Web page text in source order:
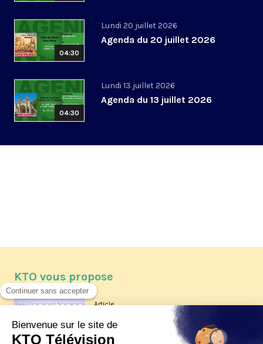
04:30
Lundi 20 juillet 2026
Agenda du 20 juillet 2026
04:30
Lundi 13 juillet 2026
Agenda du 13 juillet 2026
KTO vous propose
Article
Les reportages d'été 2026 de KTO